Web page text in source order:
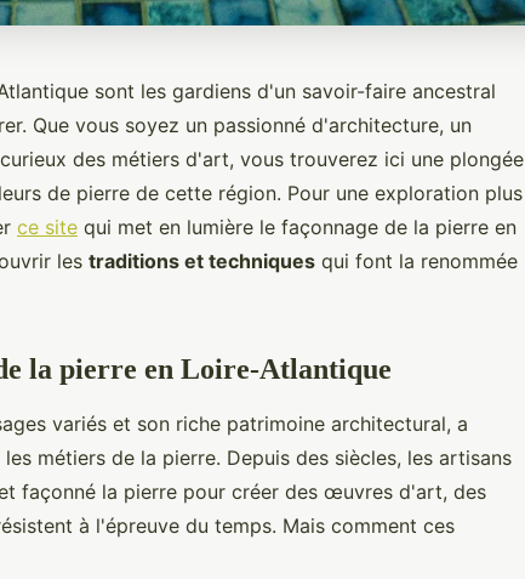
sont les gardiens d'un savoir-faire ancestral
Que vous soyez un passionné d'architecture, un
des métiers d'art, vous trouverez ici une plongée
de pierre de cette région. Pour une exploration plus
ce site qui met en lumière le façonnage de la pierre en
les traditions et techniques qui font la renommée
la pierre en Loire-Atlantique
variés et son riche patrimoine architectural, a
métiers de la pierre. Depuis des siècles, les artisans
façonné la pierre pour créer des œuvres d'art, des
à l'épreuve du temps. Mais comment ces